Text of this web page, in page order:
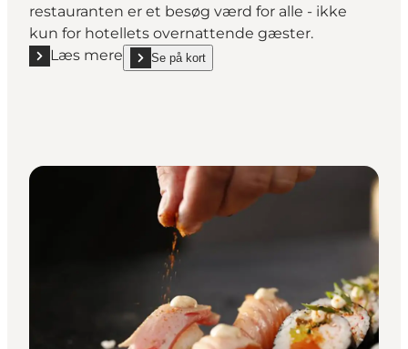
restauranten er et besøg værd for alle - ikke
kun for hotellets overnattende gæster.
Læs mere
Læs mere "Restauranten hos Scandic Opus
Se på kort
show Restauranten hos Scandic Opus Horsens